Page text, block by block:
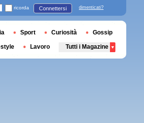
ricorda Connettersi dimenticati?
Sport Curiosità Gossip
Lavoro Tutti i Magazine